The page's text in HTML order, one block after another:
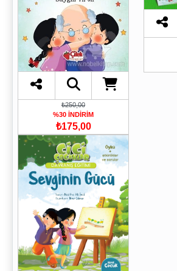
₺250,00
%30 İNDİRİM
₺175,00